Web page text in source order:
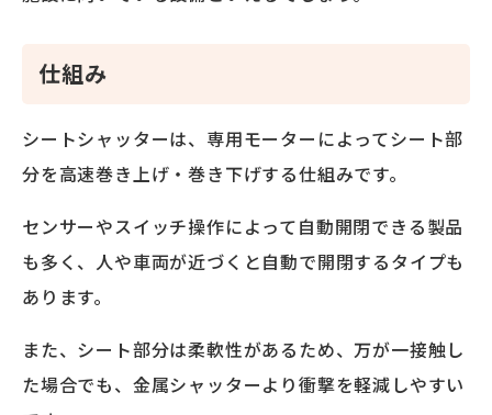
仕組み
シートシャッターは、専用モーターによってシート部
分を高速巻き上げ・巻き下げする仕組みです。
センサーやスイッチ操作によって自動開閉できる製品
も多く、人や車両が近づくと自動で開閉するタイプも
あります。
また、シート部分は柔軟性があるため、万が一接触し
た場合でも、金属シャッターより衝撃を軽減しやすい